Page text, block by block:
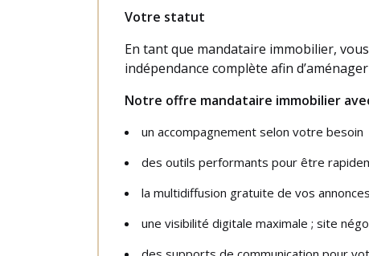
Votre statut
En tant que mandataire immobilier,
indépendance complète afin
Notre offre mandataire immobilier
un accompagnement selon votre besoin
des outils performants pour être
la multidiffusion gratuite de vos
une visibilité digitale maximale ; site